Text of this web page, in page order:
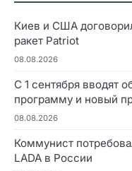
Киев и США
ракет Patriot
08.08.2026
С 1 сентября вводят
программу и новый
08.08.2026
Коммунист
LADA в России